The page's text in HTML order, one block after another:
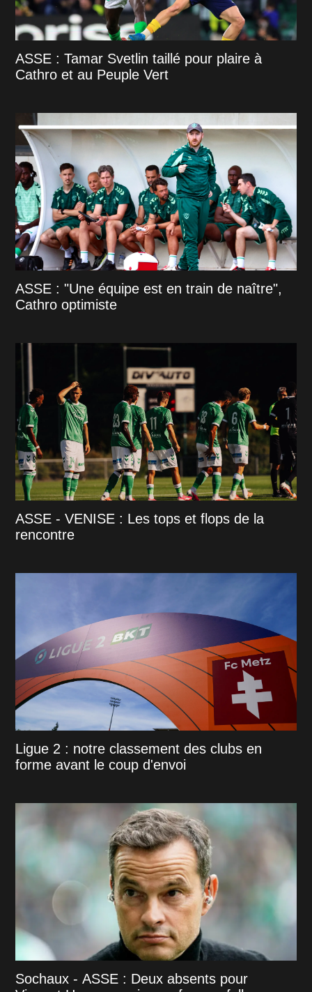
ASSE : Tamar Svetlin taillé pour plaire à
Cathro et au Peuple Vert
ASSE : "Une équipe est en train de naître",
Cathro optimiste
ASSE - VENISE : Les tops et flops de la
rencontre
Ligue 2 : notre classement des clubs en
forme avant le coup d'envoi
Sochaux - ASSE : Deux absents pour